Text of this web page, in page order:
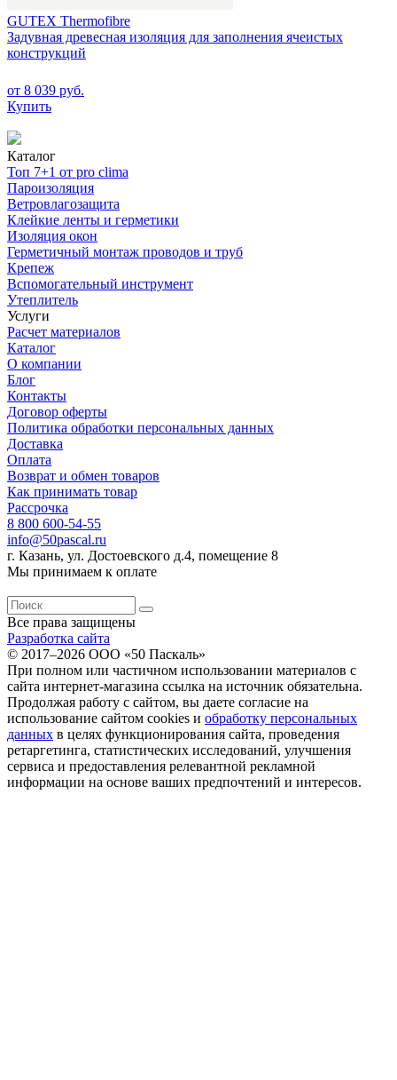
GUTEX Thermofibre
Задувная древесная изоляция для заполнения ячеистых
конструкций
от 8 039 руб.
Купить
Каталог
Топ 7+1 от pro clima
Пароизоляция
Ветровлагозащита
Клейкие ленты и герметики
Изоляция окон
Герметичный монтаж проводов и труб
Крепеж
Вспомогательный инструмент
Утеплитель
Услуги
Расчет материалов
Каталог
О компании
Блог
Контакты
Договор оферты
Политика обработки персональных данных
Доставка
Оплата
Возврат и обмен товаров
Как принимать товар
Рассрочка
8 800 600-54-55
info@50pascal.ru
г. Казань, ул. Достоевского д.4, помещение 8
Мы принимаем к оплате
Все права защищены
Разработка сайта
© 2017–2026 ООО «50 Паскаль»
При полном или частичном использовании материалов с
сайта интернет-магазина ссылка на источник обязательна.
Продолжая работу с сайтом, вы даете согласие на
использование сайтом cookies и обработку персональных
данных в целях функционирования сайта, проведения
ретаргетинга, статистических исследований, улучшения
сервиса и предоставления релевантной рекламной
информации на основе ваших предпочтений и интересов.